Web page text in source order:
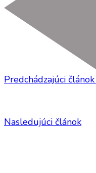
Predchádzajúci článok
Nasledujúci článok